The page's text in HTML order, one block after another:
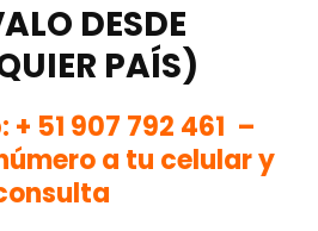
DESDE
PAÍS)
+ 51 907 792 461 –
a tu celular y